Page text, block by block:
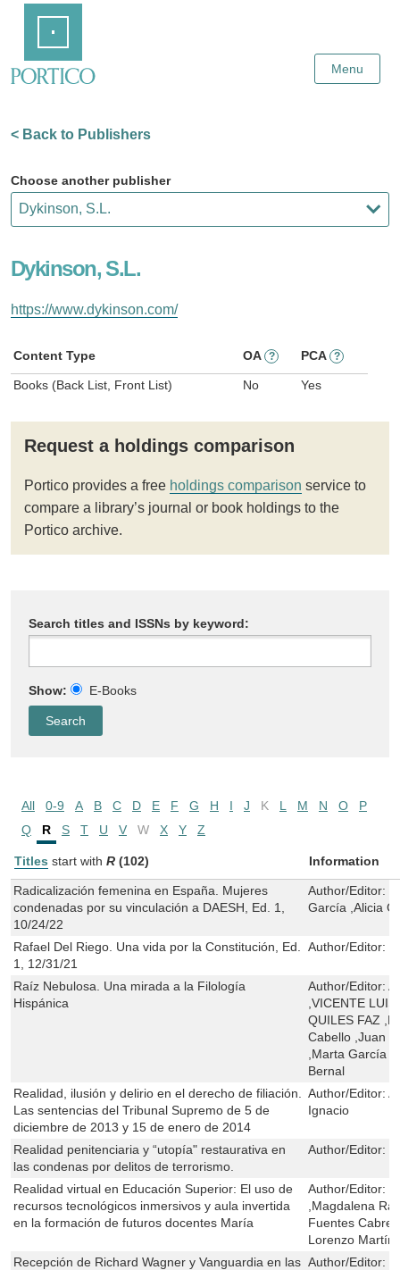
Content
Menu
< Back to Publishers
Choose another publisher
Dykinson, S.L.
https://www.dykinson.com/
Content Type OA ? PCA ?
Books (Back List, Front List) No Yes
Request a holdings comparison
Portico provides a free holdings comparison service to
compare a library’s journal or book holdings to the
Portico archive.
Search titles and ISSNs by keyword:
Show: E-Books
All 0-9 A B C D E F G H I J K L M N O
P
Q
R S T U V W X Y Z
Titles start with R (102) Information
Radicalización femenina en España. Mujeres
condenadas por su vinculación a DAESH, Ed. 1,
10/24/22
Author/Editor:
García ,Alicia
Rafael Del Riego. Una vida por la Constitución, Ed.
1, 12/31/21
Author/Editor:
Raíz Nebulosa. Una mirada a la Filología
Hispánica
Author/Editor:
,VICENTE
QUILES FAZ
Cabello ,Juan
,Marta García
Bernal
Realidad, ilusión y delirio en el derecho de filiación.
Las sentencias del Tribunal Supremo de 5 de
diciembre de 2013 y 15 de enero de 2014
Author/Editor:
Ignacio
Realidad penitenciaria y “utopía" restaurativa en
las condenas por delitos de terrorismo.
Author/Editor:
Realidad virtual en Educación Superior: El uso de
recursos tecnológicos inmersivos y aula invertida
en la formación de futuros docentes María
Author/Editor:
,Magdalena
Fuentes
Lorenzo Martín
Recepción de Richard Wagner y Vanguardia en las Author/Editor: